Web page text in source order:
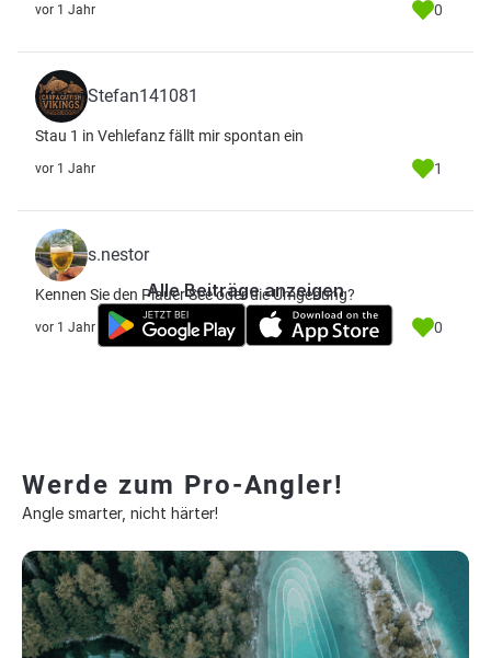
vor 1 Jahr 0
Stefan141081
Stau 1 in Vehlefanz fällt mir spontan ein
vor 1 Jahr 1
s.nestor
Kennen Sie den Plauer See oder die Umgebung?
vor 1 Jahr 0
Alle Beiträge anzeigen
Werde zum Pro-Angler!
Angle smarter, nicht härter!